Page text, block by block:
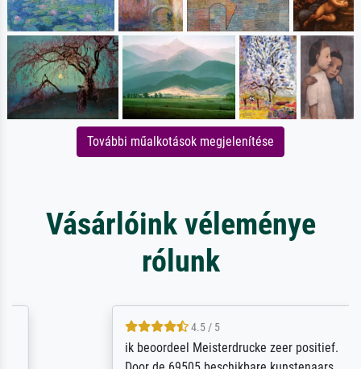
További műalkotások megjelenítése
Vásárlóink véleménye
rólunk
4.5 / 5
ik beoordeel Meisterdrucke zeer positief.